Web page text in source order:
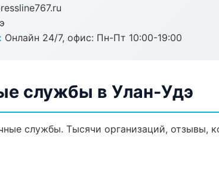
Онлайн 24/7, офис: Пн-Пт 10:00-19:00
службы в Улан-Удэ
службы. Тысячи организаций, отзывы,